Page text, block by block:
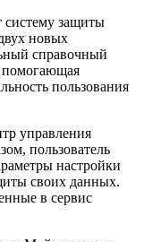
систему защиты
новых
справочный
помогающая
пользования
управления
пользователь
настройки
своих данных.
в сервис